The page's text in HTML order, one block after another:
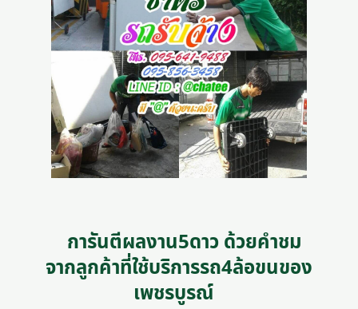
การันตีผลงาน5ดาว ด้วยคำชม
จากลูกค้าที่ใช้บริการรถ4ล้อขนของ
เพชรบูรณ์